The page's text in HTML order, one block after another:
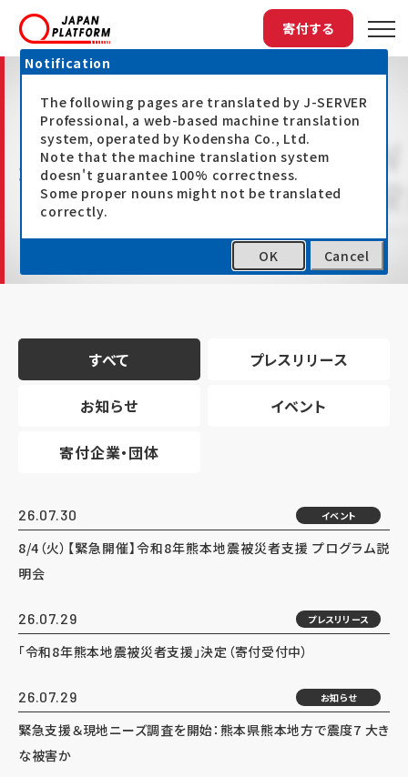
寄付する
最新情報
すべて プレスリリース
お知らせ イベント
寄付企業・団体
26.07.30 イベント
8/4（火）【緊急開催】令和8年熊本地震被災者支援 プログラム説
明会
26.07.29 プレスリリース
「令和8年熊本地震被災者支援」決定（寄付受付中）
26.07.29 お知らせ
緊急支援＆現地ニーズ調査を開始：熊本県熊本地方で震度7 大き
な被害か
Notification
The following pages are translated by J-SERVER
Professional, a web-based machine translation
system, operated by Kodensha Co., Ltd.
Note that the machine translation system
doesn't guarantee 100% correctness.
Some proper nouns might not be translated
correctly.
OK Cancel